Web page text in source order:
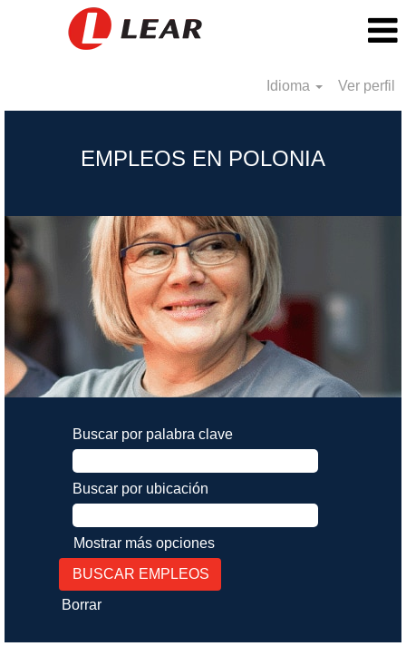
Idioma Ver perfil
EMPLEOS EN POLONIA
Buscar por palabra clave
Buscar por ubicación
Mostrar más opciones
Borrar